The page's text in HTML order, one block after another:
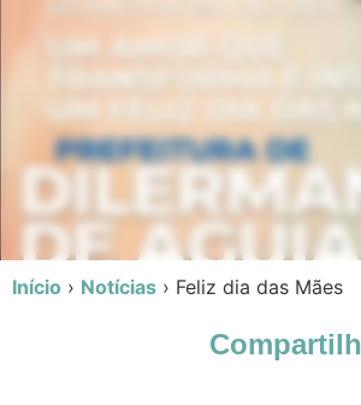
Início › Notícias › Feliz dia das Mães